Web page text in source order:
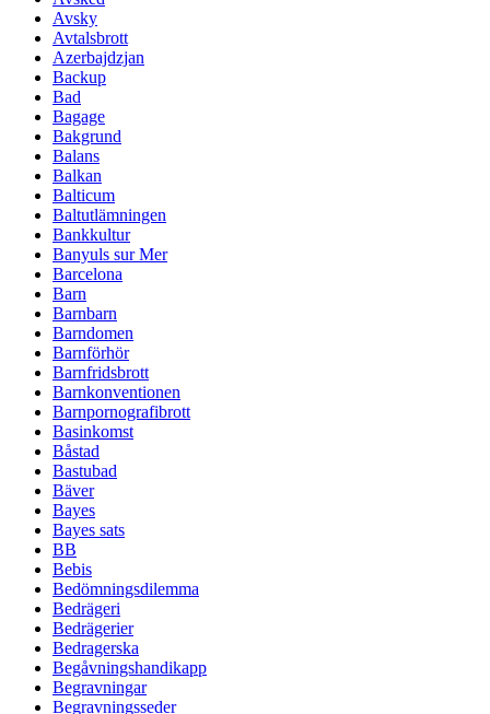
Avsky
Avtalsbrott
Azerbajdzjan
Backup
Bad
Bagage
Bakgrund
Balans
Balkan
Balticum
Baltutlämningen
Bankkultur
Banyuls sur Mer
Barcelona
Barn
Barnbarn
Barndomen
Barnförhör
Barnfridsbrott
Barnkonventionen
Barnpornografibrott
Basinkomst
Båstad
Bastubad
Bäver
Bayes
Bayes sats
BB
Bebis
Bedömningsdilemma
Bedrägeri
Bedrägerier
Bedragerska
Begåvningshandikapp
Begravningar
Begravningsseder